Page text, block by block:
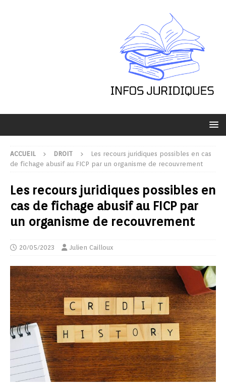
ACCUEIL DROIT
Les recours juridiques possibles en cas
de fichage abusif au FICP par un organisme de recouvrement
Les recours juridiques possibles en
cas de fichage abusif au FICP par
un organisme de recouvrement
20/05/2023 Julien Cailloux